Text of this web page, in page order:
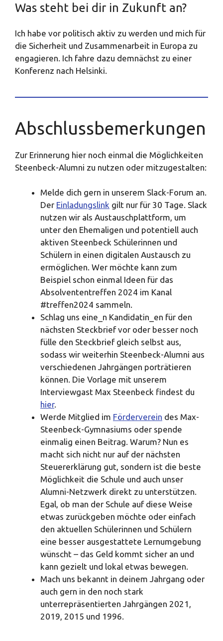
Was steht bei dir in Zukunft an?
Ich habe vor politisch aktiv zu werden und mich für
die Sicherheit und Zusammenarbeit in Europa zu
engagieren. Ich fahre dazu demnächst zu einer
Konferenz nach Helsinki.
Abschlussbemerkungen
Zur Erinnerung hier noch einmal die Möglichkeiten
Steenbeck-Alumni zu nutzen oder mitzugestalten:
Melde dich gern in unserem Slack-Forum an.
Der Einladungslink gilt nur für 30 Tage. Slack
nutzen wir als Austauschplattform, um
unter den Ehemaligen und potentiell auch
aktiven Steenbeck Schülerinnen und
Schülern in einen digitalen Austausch zu
ermöglichen. Wer möchte kann zum
Beispiel schon einmal Ideen für das
Absolvententreffen 2024 im Kanal
#treffen2024 sammeln.
Schlag uns eine_n Kandidatin_en für den
nächsten Steckbrief vor oder besser noch
fülle den Steckbrief gleich selbst aus,
sodass wir weiterhin Steenbeck-Alumni aus
verschiedenen Jahrgängen porträtieren
können. Die Vorlage mit unserem
Interviewgast Max Steenbeck findest du
hier.
Werde Mitglied im Förderverein des Max-
Steenbeck-Gymnasiums oder spende
einmalig einen Beitrag. Warum? Nun es
macht sich nicht nur auf der nächsten
Steuererklärung gut, sondern ist die beste
Möglichkeit die Schule und auch unser
Alumni-Netzwerk direkt zu unterstützen.
Egal, ob man der Schule auf diese Weise
etwas zurückgeben möchte oder einfach
den aktuellen Schülerinnen und Schülern
eine besser ausgestattete Lernumgebung
wünscht – das Geld kommt sicher an und
kann gezielt und lokal etwas bewegen.
Mach uns bekannt in deinem Jahrgang oder
auch gern in den noch stark
unterrepräsentierten Jahrgängen 2021,
2019, 2015 und 1996.